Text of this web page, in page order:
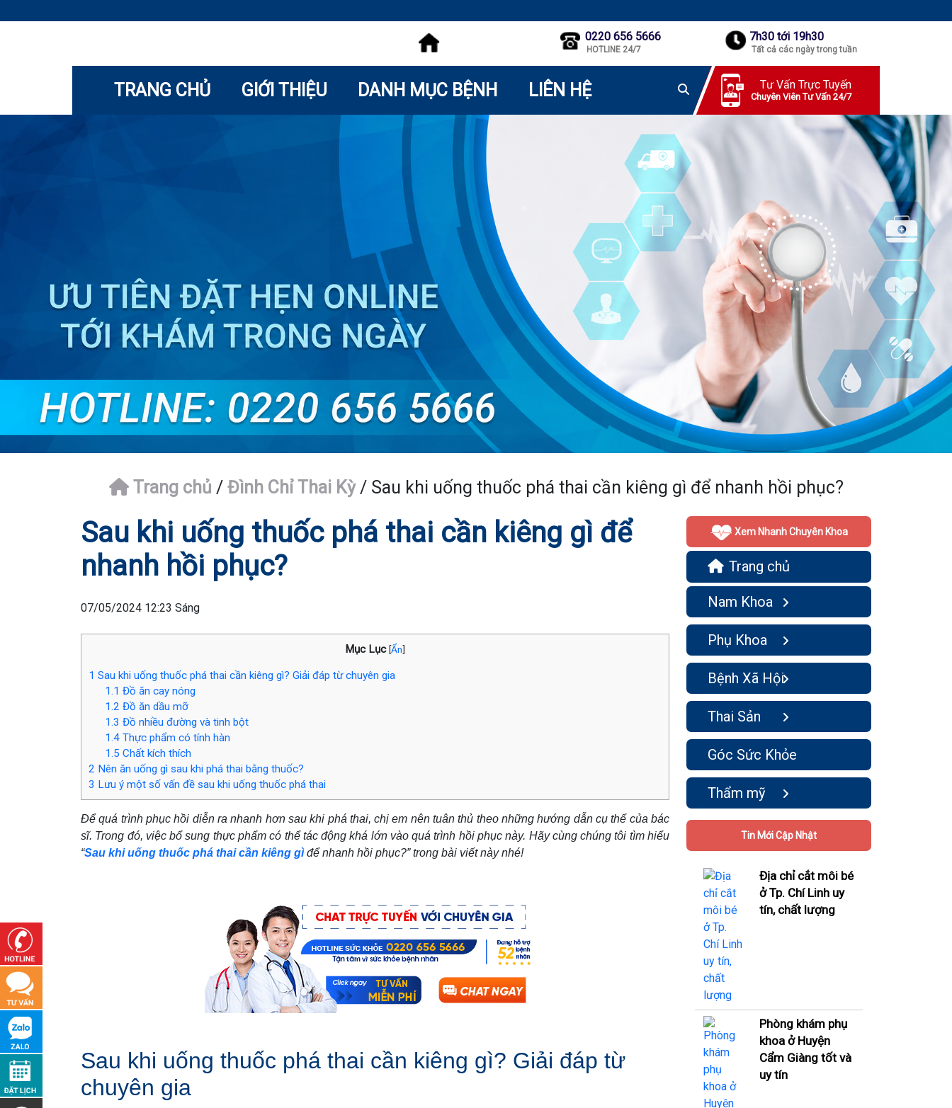
0220 656 5666
HOTLINE 24/7
7h30 tới 19h30
Tất cả các ngày trong tuần
TRANG CHỦ GIỚI THIỆU DANH MỤC BỆNH LIÊN HỆ Tư Vấn Trực Tuyến
Chuyên Viên Tư Vấn 24/7
Trang chủ / Đình Chỉ Thai Kỳ/ Sau khi uống thuốc phá thai cần kiêng gì để nhanh hồi phục?
Sau khi uống thuốc phá thai cần kiêng gì để
nhanh hồi phục?
07/05/2024 12:23 Sáng
Mục Lục [Ẩn]
1 Sau khi uống thuốc phá thai cần kiêng gì? Giải đáp từ chuyên gia
1.1 Đồ ăn cay nóng
1.2 Đồ ăn dầu mỡ
1.3 Đồ nhiều đường và tinh bột
1.4Thực phẩm có tính hàn
1.5 Chất kích thích
2 Nên ăn uống gì sau khi phá thai bằng thuốc?
3 Lưu ý một số vấn đề sau khi uống thuốc phá thai
Để quá trình phục hồi diễn ra nhanh hơn sau khi phá thai, chị em nên tuân thủ theo những hướng dẫn cụ thể của bác
sĩ. Trong đó, việc bổ sung thực phẩm có thể tác động khá lớn vào quá trình hồi phục này. Hãy cùng chúng tôi tìm hiểu
“Sau khi uống thuốc phá thai cần kiêng gì để nhanh hồi phục?” trong bài viết này nhé!
Sau khi uống thuốc phá thai cần kiêng gì? Giải đáp từ
chuyên gia
Xem Nhanh Chuyên Khoa
Trang chủ
Nam Khoa
Phụ Khoa
Bệnh Xã Hội
Thai Sản
Góc Sức Khỏe
Thẩm mỹ
Tin Mới Cập Nhật
Địa chỉ cắt môi bé
ở Tp. Chí Linh uy
tín, chất lượng
Phòng khám phụ
khoa ở Huyện
Cẩm Giàng tốt và
uy tín